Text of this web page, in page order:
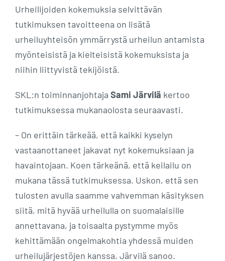
Urheilijoiden kokemuksia selvittävän
tutkimuksen tavoitteena on lisätä
urheiluyhteisön ymmärrystä urheilun antamista
myönteisistä ja kielteisistä kokemuksista ja
niihin liittyvistä tekijöistä.
SKL:n toiminnanjohtaja Sami Järvilä kertoo
tutkimuksessa mukanaolosta seuraavasti.
– On erittäin tärkeää, että kaikki kyselyn
vastaanottaneet jakavat nyt kokemuksiaan ja
havaintojaan. Koen tärkeänä, että keilailu on
mukana tässä tutkimuksessa. Uskon, että sen
tulosten avulla saamme vahvemman käsityksen
siitä, mitä hyvää urheilulla on suomalaisille
annettavana, ja toisaalta pystymme myös
kehittämään ongelmakohtia yhdessä muiden
urheilujärjestöjen kanssa, Järvilä sanoo.